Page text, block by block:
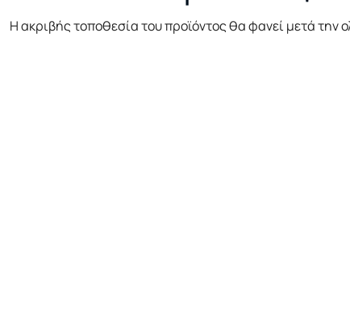
Η ακριβής τοποθεσία του προϊόντος θα φανεί μετά την